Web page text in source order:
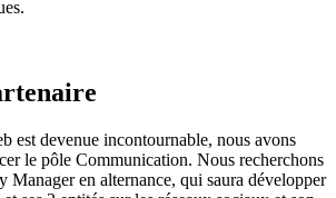
est devenue incontournable, nous avons
le pôle Communication. Nous recherchons
Manager en alternance, qui saura développer